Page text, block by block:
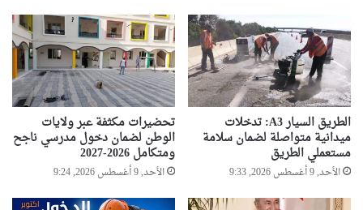
ب
م
ا
ض
ي
ي
ح
ظ
الطريق السيار A3: تدخلات
ميدانية متواصلة لضمان سلامة
مستعملي الطريق
الأحد, 9 أغسطس 2026, 9:33
تحضيرات مكثفة عبر ولايات
الوطن لضمان دخول مدرسي ناجح
ومتكامل 2026-2027
الأحد, 9 أغسطس 2026, 9:24